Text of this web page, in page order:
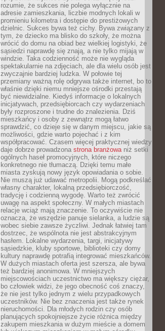
rozumie, że sukces nie polega wyłącznie na
adresie zamieszkania, liczbie modnych lokali w
promieniu kilometra i dostępie do prestiżowych
dzielnic. Sukces bywa też cichy. Bywa związany z
tym, że dziecko ma blisko do szkoły, że można
wrócić do domu na obiad bez wielkiej logistyki, że
sąsiedzi naprawdę się znają, a nie tylko mijają w
windzie. Taka codzienność może nie wygląda
spektakularnie na zdjęciach, ale dla wielu osób jest
zwyczajnie bardziej ludzka. W połowie tej
przemiany ważną rolę odgrywa także internet, bo to
właśnie dzięki niemu mniejsze ośrodki przestają
być niewidzialne. Kiedyś informacje o lokalnych
inicjatywach, przedsiębiorcach czy wydarzeniach
były rozproszone i trudne do znalezienia. Dziś
mieszkańcy i osoby z zewnątrz mogą łatwo
sprawdzić, co dzieje się w danym miejscu, jakie są
możliwości, gdzie warto pojechać i z kim
współpracować. Czasem więcej praktycznej wiedzy
daje dobrze prowadzona strona branżowaniż setki
ogólnych haseł promocyjnych, które niczego
konkretnego nie tłumaczą. Dzięki temu małe
miasta zyskują nowy język opowiadania o sobie.
Nie muszą już udawać metropolii. Mogą podkreślać
własny charakter, lokalną przedsiębiorczość,
tradycję i codzienną wygodę. Warto też zwrócić
uwagę na aspekt społeczny. W małych miastach
relacje wciąż mają znaczenie. To oczywiście nie
oznacza, że wszędzie panuje sielanka, a ludzie są
wobec siebie zawsze życzliwi. Jednak łatwiej tam
dostrzec, że wspólnota nie jest abstrakcyjnym
hasłem. Lokalne wydarzenia, targi, inicjatywy
sąsiedzkie, kluby sportowe, biblioteki czy domy
kultury naprawdę potrafią integrować mieszkańców.
W dużych miastach oferta jest szersza, ale bywa
też bardziej anonimowa. W mniejszych
miejscowościach uczestnictwo ma większy ciężar,
bo człowiek widzi, że jego obecność coś znaczy,
że nie jest tylko jednym z wielu przypadkowych
uczestników. Nie bez znaczenia jest także rynek
nieruchomości. Dla młodych rodzin czy osób
planujących spokojniejsze życie różnica między
zakupem mieszkania w dużym mieście a domem